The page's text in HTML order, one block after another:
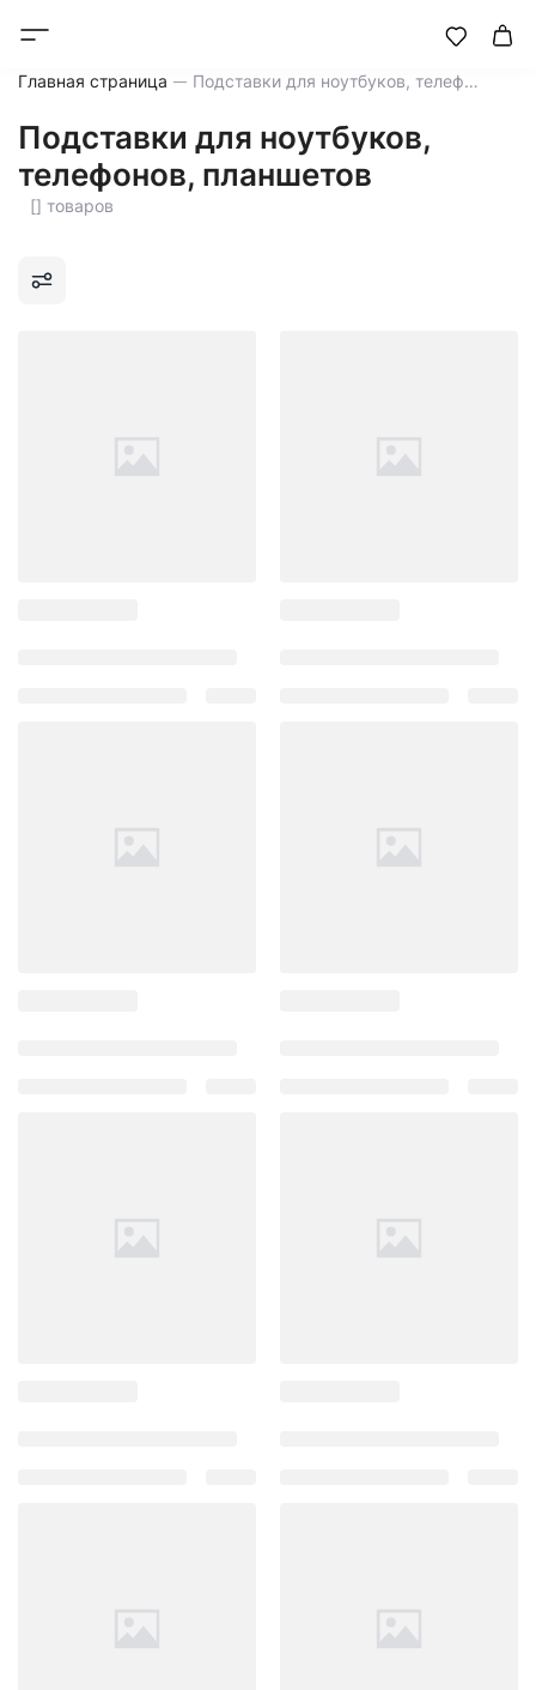
Главная страница Подставки для ноутбуков, телефонов, планшетов
Подставки для ноутбуков,
телефонов, планшетов
[] товаров